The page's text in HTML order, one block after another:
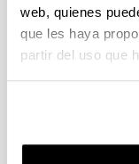
web, quienes
que les haya
partir del uso que
CONVOCATORIA
PÚBLICO-
Plazo de
2024 a las 14:00.